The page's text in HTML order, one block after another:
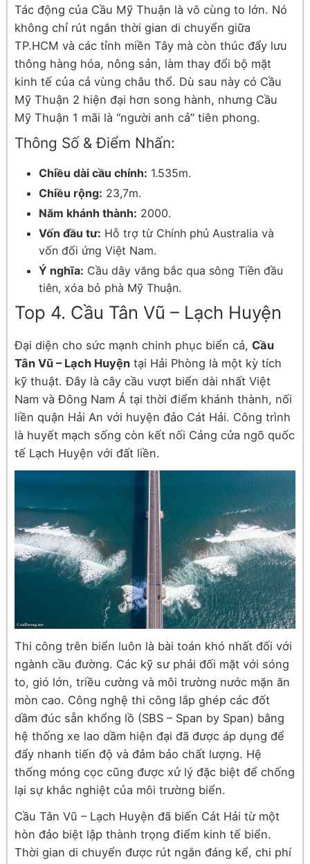
Tác động của Cầu Mỹ Thuận là vô cùng to lớn. Nó
không chỉ rút ngắn thời gian di chuyển giữa
TP.HCM và các tỉnh miền Tây mà còn thúc đẩy lưu
thông hàng hóa, nông sản, làm thay đổi bộ mặt
kinh tế của cả vùng châu thổ. Dù sau này có Cầu
Mỹ Thuận 2 hiện đại hơn song hành, nhưng Cầu
Mỹ Thuận 1 mãi là “người anh cả” tiên phong.
Thông Số & Điểm Nhấn:
Chiều dài cầu chính: 1.535m.
Chiều rộng: 23,7m.
Năm khánh thành: 2000.
Vốn đầu tư: Hỗ trợ từ Chính phủ Australia và
vốn đối ứng Việt Nam.
Ý nghĩa: Cầu dây văng bắc qua sông Tiền đầu
tiên, xóa bỏ phà Mỹ Thuận.
Top 4. Cầu Tân Vũ – Lạch Huyện
Đại diện cho sức mạnh chinh phục biển cả, Cầu
Tân Vũ – Lạch Huyện tại Hải Phòng là một kỳ tích
kỹ thuật. Đây là cây cầu vượt biển dài nhất Việt
Nam và Đông Nam Á tại thời điểm khánh thành, nối
liền quận Hải An với huyện đảo Cát Hải. Công trình
là huyết mạch sống còn kết nối Cảng cửa ngõ quốc
tế Lạch Huyện với đất liền.
Thi công trên biển luôn là bài toán khó nhất đối với
ngành cầu đường. Các kỹ sư phải đối mặt với sóng
to, gió lớn, triều cường và môi trường nước mặn ăn
mòn cao. Công nghệ thi công lắp ghép các đốt
dầm đúc sẵn khổng lồ (SBS – Span by Span) bằng
hệ thống xe lao dầm hiện đại đã được áp dụng để
đẩy nhanh tiến độ và đảm bảo chất lượng. Hệ
thống móng cọc cũng được xử lý đặc biệt để chống
lại sự khắc nghiệt của môi trường biển.
Cầu Tân Vũ – Lạch Huyện đã biến Cát Hải từ một
hòn đảo biệt lập thành trọng điểm kinh tế biển.
Thời gian di chuyển được rút ngắn đáng kể, chi phí